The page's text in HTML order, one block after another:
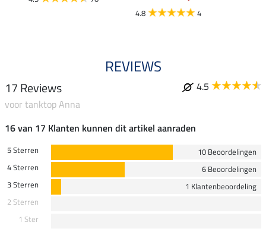
4.8 4
REVIEWS
17 Reviews
4.5
voor tanktop Anna
16 van 17 Klanten kunnen dit artikel aanraden
5 Sterren
10 Beoordelingen
4 Sterren
6 Beoordelingen
3 Sterren
1 Klantenbeoordeling
2 Sterren
1 Ster